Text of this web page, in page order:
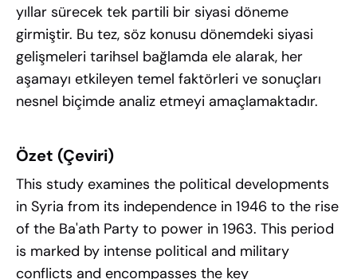
yıllar sürecek tek partili bir siyasi döneme
girmiştir. Bu tez, söz konusu dönemdeki siyasi
gelişmeleri tarihsel bağlamda ele alarak, her
aşamayı etkileyen temel faktörleri ve sonuçları
nesnel biçimde analiz etmeyi amaçlamaktadır.
Özet (Çeviri)
This study examines the political developments
in Syria from its independence in 1946 to the rise
of the Ba'ath Party to power in 1963. This period
is marked by intense political and military
conflicts and encompasses the key